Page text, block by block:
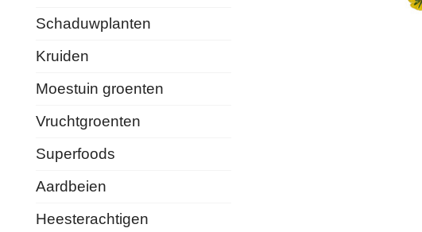
Schaduwplanten
Kruiden
Moestuin groenten
Vruchtgroenten
Superfoods
Aardbeien
Heesterachtigen